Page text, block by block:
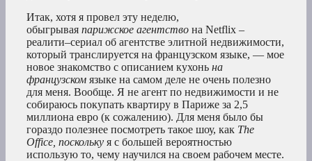
Итак, хотя я провел эту неделю,
обыгрывая парижское агентство на Netflix –
реалити–сериал об агентстве элитной недвижимости,
который транслируется на французском языке, — мое
новое знакомство с описанием кухонь на
французском языке на самом деле не очень полезно
для меня. Вообще. Я не агент по недвижимости и не
собираюсь покупать квартиру в Париже за 2,5
миллиона евро (к сожалению). Для меня было бы
гораздо полезнее посмотреть такое шоу, как The
Office, поскольку я с большей вероятностью
использую то, чему научился на своем рабочем месте.